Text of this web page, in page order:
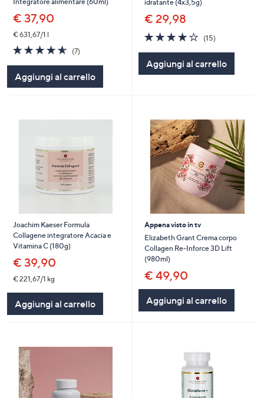
€ 37,90
€ 631,67/1 l
4.6
of
Stars
(7)7
Aggiungi al carrello
idratante (4x3,5g)
€ 29,98
3.9
of
Stars
(15)15
Aggiungi al carrello
Joachim Kaeser Formula
Collagene integratore Acacia e
Vitamina C (180g)
€ 39,90
€ 221,67/1 kg
Aggiungi al carrello
Appena visto in tv
Elizabeth Grant Crema corpo
Collagen Re-Inforce 3D Lift
(980ml)
€ 49,90
Aggiungi al carrello